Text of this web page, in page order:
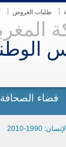
طلبات العروض
فضاء الصحافة
2010